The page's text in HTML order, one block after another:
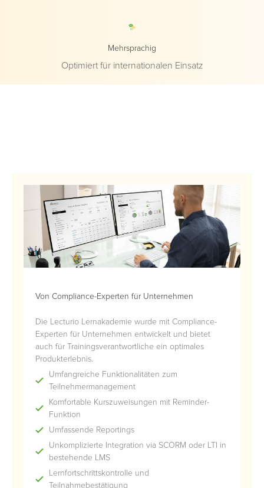
Mehrsprachig
Optimiert für internationalen Einsatz
Von Compliance-Experten für Unternehmen
Die Lecturio Lernakademie wurde mit Compliance-
Experten für Unternehmen entwickelt und bietet
auch für Trainingsverantwortliche ein optimales
Produkterlebnis.
Umfangreiche Funktionalitäten zum
Teilnehmermanagement
Komfortable Kurszuweisungen mit Reminder-
Funktion
Umfassende Reportings
Unkomplizierte Integration via SCORM oder LTI in
bestehende LMS
Lernfortschrittskontrolle und
Teilnahmebestätigung